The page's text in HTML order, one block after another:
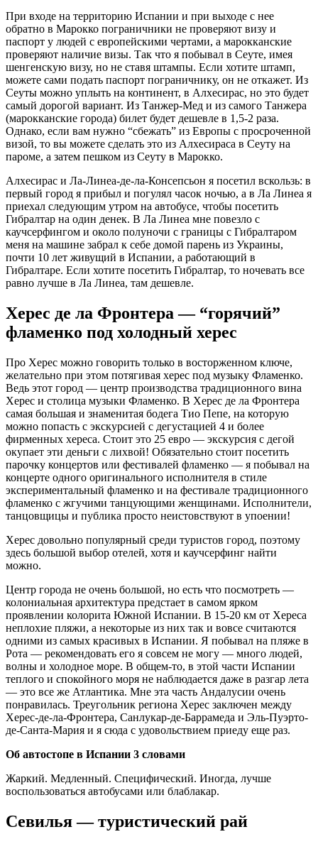
При входе на территорию Испании и при выходе с нее
обратно в Марокко пограничники не проверяют визу и
паспорт у людей с европейскими чертами, а марокканские
проверяют наличие визы. Так что я побывал в Сеуте, имея
шенгенскую визу, но не ставя штампы. Если хотите штамп,
можете сами подать паспорт пограничнику, он не откажет. Из
Сеуты можно уплыть на континент, в Алхесирас, но это будет
самый дорогой вариант. Из Танжер-Мед и из самого Танжера
(марокканские города) билет будет дешевле в 1,5-2 раза.
Однако, если вам нужно “сбежать” из Европы с просроченной
визой, то вы можете сделать это из Алхесираса в Сеуту на
пароме, а затем пешком из Сеуту в Марокко.
Алхесирас и Ла-Линеа-де-ла-Консепсьон я посетил вскользь: в
первый город я прибыл и погулял часок ночью, а в Ла Линеа я
приехал следующим утром на автобусе, чтобы посетить
Гибралтар на один денек. В Ла Линеа мне повезло с
каучсерфингом и около полуночи с границы с Гибралтаром
меня на машине забрал к себе домой парень из Украины,
почти 10 лет живущий в Испании, а работающий в
Гибралтаре. Если хотите посетить Гибралтар, то ночевать все
равно лучше в Ла Линеа, там дешевле.
Херес де ла Фронтера — “горячий”
фламенко под холодный херес
Про Херес можно говорить только в восторженном ключе,
желательно при этом потягивая херес под музыку Фламенко.
Ведь этот город — центр производства традиционного вина
Херес и столица музыки Фламенко. В Херес де ла Фронтера
самая большая и знаменитая бодега Тио Пепе, на которую
можно попасть с экскурсией с дегустацией 4 и более
фирменных хереса. Стоит это 25 евро — экскурсия с дегой
окупает эти деньги с лихвой! Обязательно стоит посетить
парочку концертов или фестивалей фламенко — я побывал на
концерте одного оригинального исполнителя в стиле
экспериментальный фламенко и на фестивале традиционного
фламенко с жгучими танцующими женщинами. Исполнители,
танцовщицы и публика просто неистовствуют в упоении!
Херес довольно популярный среди туристов город, поэтому
здесь большой выбор отелей, хотя и каучсерфинг найти
можно.
Центр города не очень большой, но есть что посмотреть —
колониальная архитектура предстает в самом ярком
проявлении колорита Южной Испании. В 15-20 км от Хереса
неплохие пляжи, а некоторые из них так и вовсе считаются
одними из самых красивых в Испании. Я побывал на пляже в
Рота — рекомендовать его я совсем не могу — много людей,
волны и холодное море. В общем-то, в этой части Испании
теплого и спокойного моря не наблюдается даже в разгар лета
— это все же Атлантика. Мне эта часть Андалусии очень
понравилась. Треугольник региона Херес заключен между
Херес-де-ла-Фронтера, Санлукар-де-Баррамеда и Эль-Пуэрто-
де-Санта-Мария и я сюда с удовольствием приеду еще раз.
Об автостопе в Испании 3 словами
Жаркий. Медленный. Специфический. Иногда, лучше
воспользоваться автобусами или блаблакар.
Севилья — туристический рай